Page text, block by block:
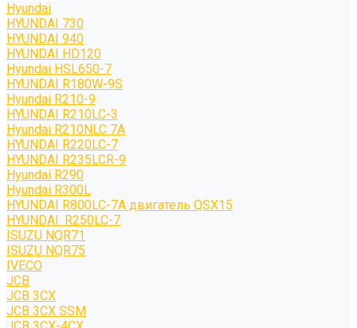
Hyundai
HYUNDAI 730
HYUNDAI 940
HYUNDAI HD120
Hyundai HSL650-7
HYUNDAI R180W-9S
Hyundai R210-9
HYUNDAI R210LC-3
Hyundai R210NLC 7A
HYUNDAI R220LC-7
HYUNDAI R235LCR-9
Hyundai R290
Hyundai R300L
HYUNDAI R800LC-7A двигатель QSX15
HYUNDAI: R250LC-7
ISUZU NQR71
ISUZU NQR75
IVECO
JCB
JCB 3CX
JCB 3CX SSM